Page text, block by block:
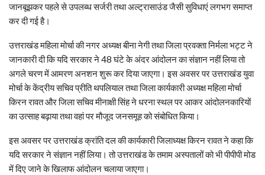
जानबूझकर पहले से उपलब्ध सर्जरी तथा अल्ट्रासाउंड जैसी सुविधाएं लगभग समाप्त
कर दी गई है।
उत्तराखंड महिला मोर्चा की नगर अध्यक्ष बीना नेगी तथा जिला प्रवक्ता निर्मला भट्ट ने
जानकारी दी कि यदि सरकार ने 48 घंटे के अंदर आंदोलन का संज्ञान नहीं लिया तो
अगले चरण में आमरण अनशन शुरू कर दिया जाएगा। इस अवसर पर उत्तराखंड युवा
मोर्चा के केंद्रीय सचिव प्रीति थपलियाल तथा जिला कार्यकारी अध्यक्ष महिला मोर्चा
किरन रावत और जिला सचिव मीनाक्षी सिंह ने धरना स्थल पर आकर आंदोलनकारियों
का उत्साह बढ़ाया तथा वहां पर मौजूद जनसमूह को संबोधित किया।
इस अवसर पर उत्तराखंड क्रांति दल की कार्यकारी जिलाध्यक्ष किरन रावत ने कहा कि
यदि सरकार ने संज्ञान नहीं लिया। तो उत्तराखंड के तमाम अस्पतालों को भी पीपीपी मोड
में दिए जाने के खिलाफ आंदोलन चलाया जाएगा।